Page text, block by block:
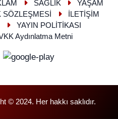
SAĞLIK
YAŞAM
SÖZLEŞMESİ
İLETİŞİM
YAYIN POLİTİKASI
Aydınlatma Metni
© 2024. Her hakkı saklıdır.